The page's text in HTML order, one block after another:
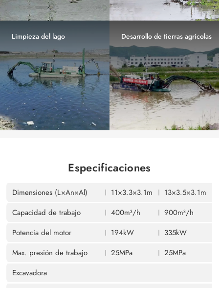
Limpieza del lago Desarrollo de tierras agrícolas
Especificaciones
Dimensiones (L×An×Al) 11×3.3×3.1m
13×3.5×3.1m
Capacidad de trabajo
400m³/h
900m³/h
Potencia del motor
194kW
335kW
Max. presión de trabajo
25MPa
25MPa
Excavadora